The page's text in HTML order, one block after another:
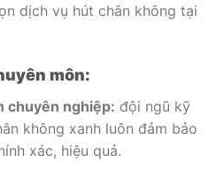
dịch vụ hút chân không tại
môn:
chuyên nghiệp: đội ngũ kỹ
không xanh luôn đảm bảo
xác, hiệu quả.